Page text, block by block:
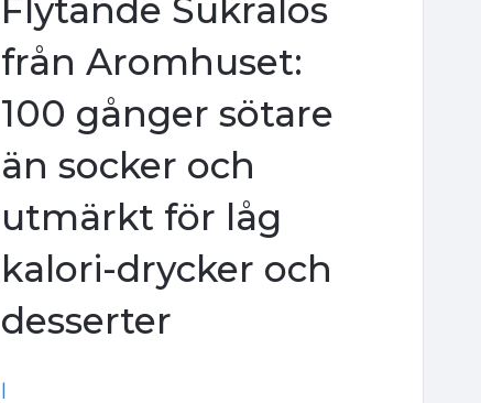
Flytande Sukralos
från Aromhuset:
100 gånger sötare
än socker och
utmärkt för låg
kalori-drycker och
desserter
|